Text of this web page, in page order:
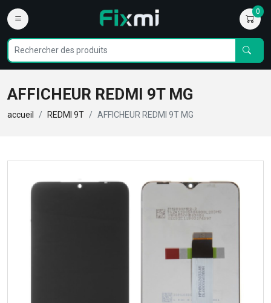
0
AFFICHEUR REDMI 9T MG
accueil REDMI 9T AFFICHEUR REDMI 9T MG